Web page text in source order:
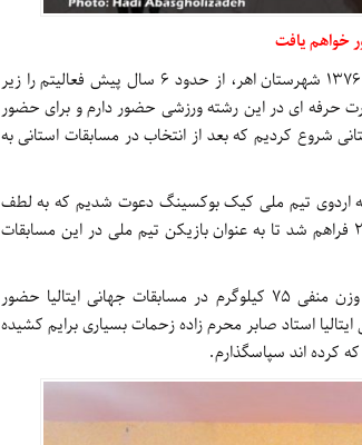
احسان پیری، اظهار کرد: بنده احسان پیری متولد سال 1376 شهرستان اهر، از حدود 6 سال پیش فعالیتم را زیر
حرفه ای در این رشته ورزشی حضور دارم و برای حضور
شروع کردیم که بعد از انتخاب در مسابقات استانی به
اردوی تیم ملی کیک بوکسینگ دعوت شدیم که به لطف
خدا زمینه دعوت به مسابقات جهانی ایتالیا – میلان 2017 فراهم شد تا به عنوان بازیکن تیم ملی در این مسابقات
بازیکن تیم ملی کیک بوکسینگ بابیان اینکه بنده در وزن منفی 75 کیلوگرم در مسابقات جهانی ایتالیا حضور
استاد صابر محرم زاده زحمات بسیاری برایم کشیده
کرده اند سپاسگذارم.